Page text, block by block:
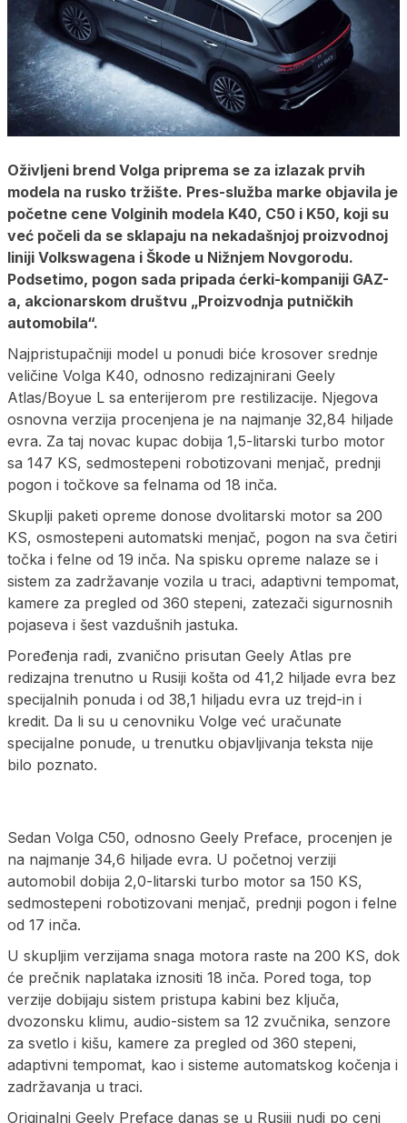
Oživljeni brend Volga priprema se za izlazak prvih
modela na rusko tržište. Pres-služba marke objavila je
početne cene Volginih modela K40, C50 i K50, koji su
već počeli da se sklapaju na nekadašnjoj proizvodnoj
liniji Volkswagena i Škode u Nižnjem Novgorodu.
Podsetimo, pogon sada pripada ćerki-kompaniji GAZ-
a, akcionarskom društvu „Proizvodnja putničkih
automobila“.
Najpristupačniji model u ponudi biće krosover srednje
veličine Volga K40, odnosno redizajnirani Geely
Atlas/Boyue L sa enterijerom pre restilizacije. Njegova
osnovna verzija procenjena je na najmanje 32,84 hiljade
evra. Za taj novac kupac dobija 1,5-litarski turbo motor
sa 147 KS, sedmostepeni robotizovani menjač, prednji
pogon i točkove sa felnama od 18 inča.
Skuplji paketi opreme donose dvolitarski motor sa 200
KS, osmostepeni automatski menjač, pogon na sva četiri
točka i felne od 19 inča. Na spisku opreme nalaze se i
sistem za zadržavanje vozila u traci, adaptivni tempomat,
kamere za pregled od 360 stepeni, zatezači sigurnosnih
pojaseva i šest vazdušnih jastuka.
Poređenja radi, zvanično prisutan Geely Atlas pre
redizajna trenutno u Rusiji košta od 41,2 hiljade evra bez
specijalnih ponuda i od 38,1 hiljadu evra uz trejd-in i
kredit. Da li su u cenovniku Volge već uračunate
specijalne ponude, u trenutku objavljivanja teksta nije
bilo poznato.
Sedan Volga C50, odnosno Geely Preface, procenjen je
na najmanje 34,6 hiljade evra. U početnoj verziji
automobil dobija 2,0-litarski turbo motor sa 150 KS,
sedmostepeni robotizovani menjač, prednji pogon i felne
od 17 inča.
U skupljim verzijama snaga motora raste na 200 KS, dok
će prečnik naplataka iznositi 18 inča. Pored toga, top
verzije dobijaju sistem pristupa kabini bez ključa,
dvozonsku klimu, audio-sistem sa 12 zvučnika, senzore
za svetlo i kišu, kamere za pregled od 360 stepeni,
adaptivni tempomat, kao i sisteme automatskog kočenja i
zadržavanja u traci.
Originalni Geely Preface danas se u Rusiji nudi po ceni